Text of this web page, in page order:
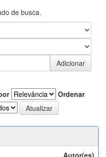
de busca.
Ordenar
Autor(es)